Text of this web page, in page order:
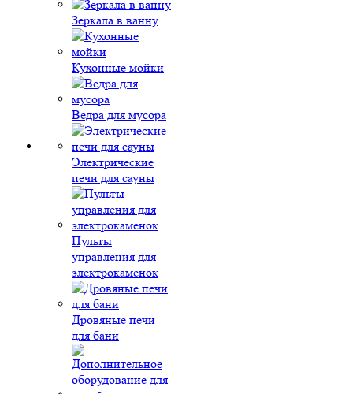
Зеркала в ванну
Кухонные мойки
Ведра для мусора
Электрические
печи для сауны
Пульты
управления для
электрокаменок
Дровяные печи
для бани